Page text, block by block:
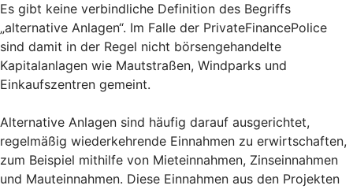
Es gibt keine verbindliche Definition des Begriffs
„alternative Anlagen“. Im Falle der PrivateFinancePolice
sind damit in der Regel nicht börsengehandelte
Kapitalanlagen wie Mautstraßen, Windparks und
Einkaufszentren gemeint.
Alternative Anlagen sind häufig darauf ausgerichtet,
regelmäßig wiederkehrende Einnahmen zu erwirtschaften,
zum Beispiel mithilfe von Mieteinnahmen, Zinseinnahmen
und Mauteinnahmen. Diese Einnahmen aus den Projekten